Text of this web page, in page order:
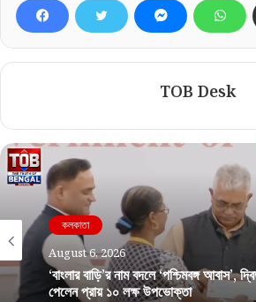
TOB Desk
কলকাতা
August 6, 2026
‘বাংলার বাড়ি’র নাম বদলে ‘পশ্চিমবঙ্গ আবাস’,
পেলেন প্রায় ১০ লক্ষ উপভোক্তা